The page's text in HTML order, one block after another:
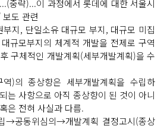
중략)...이 과정에서 롯데에 대한 서울시
도 관련
지, 단일소유 대규모 부지, 대규모 미집
규모부지의 체계적 개발을 전제로 구역
구체적인 개발계획(세부개발계획)을 수
)의 종상향은 세부개발계획을 수립하
는 사항으로 아직 종상향이 된 것이 아니
은 전혀 사실과 다름.
동위심의→개발계획 결정고시(종상